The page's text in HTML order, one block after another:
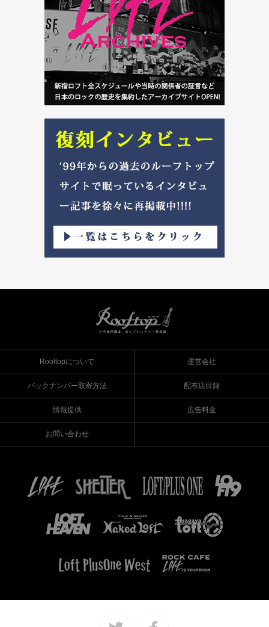
Rooftopについて 運営会社
バックナンバー取寄方法 配布店目録
情報提供 広告料金
お問い合わせ